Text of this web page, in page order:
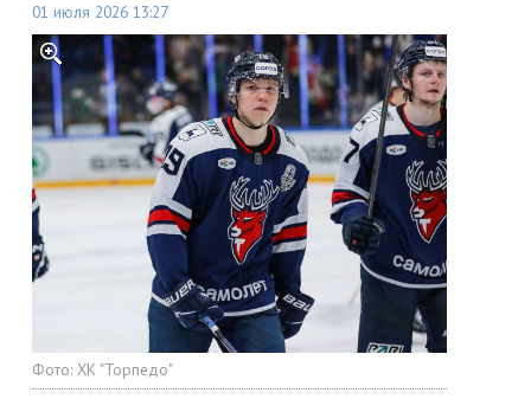
01 июля 2026 13:27
Фото: ХК "Торпедо"